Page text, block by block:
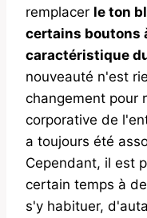
remplacer le ton
certains boutons
caractéristique
nouveauté n'est
changement pour
corporative de
a toujours été
Cependant, il est
certain temps à
s'y habituer,